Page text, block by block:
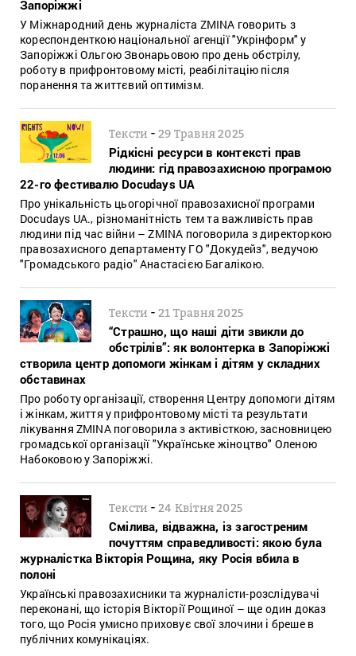
Запоріжжі
У Міжнародний день журналіста ZMINA говорить з
кореспонденткою національної агенції "Укрінформ" у
Запоріжжі Ольгою Звонарьовою про день обстрілу,
роботу в прифронтовому місті, реабілітацію після
поранення та життєвий оптимізм.
Тексти -29 Травня 2025
Рідкісні ресурси в контексті прав
людини: гід правозахисною програмою
22-го фестивалю Docudays UA
Про унікальність цьогорічної правозахисної програми
Docudays UA., різноманітність тем та важливість прав
людини під час війни – ZMINA поговорила з директоркою
правозахисного департаменту ГО "Докудейз", ведучою
"Громадського радіо" Анастасією Багалікою.
Тексти -21 Травня 2025
“Страшно, що наші діти звикли до
обстрілів”: як волонтерка в Запоріжжі
створила центр допомоги жінкам і дітям у складних
обставинах
Про роботу організації, створення Центру допомоги дітям
і жінкам, життя у прифронтовому місті та результати
лікування ZMINA поговорила з активісткою, засновницею
громадської організації "Українське жіноцтво" Оленою
Набоковою у Запоріжжі.
Тексти -24 Квітня 2025
Смілива, відважна, із загостреним
почуттям справедливості: якою була
журналістка Вікторія Рощина, яку Росія вбила в
полоні
Українські правозахисники та журналісти-розслідувачі
переконані, що історія Вікторії Рощиної – ще один доказ
того, що Росія умисно приховує свої злочини і бреше в
публічних комунікаціях.